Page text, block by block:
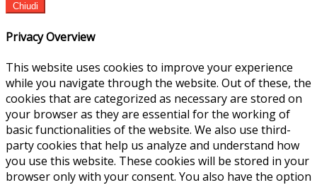
Chiudi
Privacy Overview
This website uses cookies to improve your experience
while you navigate through the website. Out of these, the
cookies that are categorized as necessary are stored on
your browser as they are essential for the working of
basic functionalities of the website. We also use third-
party cookies that help us analyze and understand how
you use this website. These cookies will be stored in your
browser only with your consent. You also have the option